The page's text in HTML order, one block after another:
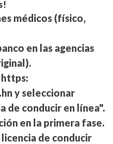
médicos (físico,
en las agencias
https:
y seleccionar
de conducir en línea".
en la primera fase.
de conducir